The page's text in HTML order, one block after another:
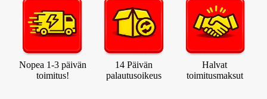
Nopea 1-3 päivän
toimitus!
14 Päivän
palautusoikeus
Halvat
toimitusmaksut